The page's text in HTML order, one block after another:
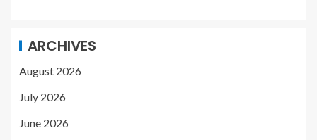
ARCHIVES
August 2026
July 2026
June 2026